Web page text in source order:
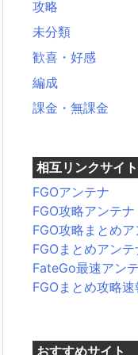
攻略
未分類
歓喜・好感
編成
課金・無課金
相互リンクサイト
FGOアンテナ
FGO攻略アンテ
FGO攻略まとめ
FGOまとめアンテ
FateGo最速アン
FGOまとめ攻略
おすすめサイト